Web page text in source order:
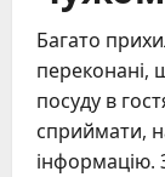
Багато
переконані,
посуду в
сприймати,
інформацію.